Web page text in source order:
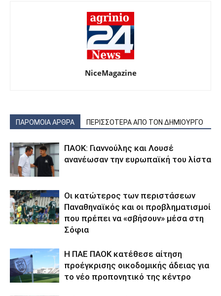
NiceMagazine
ΠΑΡΟΜΟΙΑ ΑΡΘΡΑ ΠΕΡΙΣΣΟΤΕΡΑ ΑΠΟ ΤΟΝ ΔΗΜΙΟΥΡΓΟ
ΠΑΟΚ: Γιαννούλης και Λουσέ
ανανέωσαν την ευρωπαϊκή του λίστα
Οι κατώτερος των περιστάσεων
Παναθηναϊκός και οι προβληματισμοί
που πρέπει να «σβήσουν» μέσα στη
Σόφια
Η ΠΑΕ ΠΑΟΚ κατέθεσε αίτηση
προέγκρισης οικοδομικής άδειας για
το νέο προπονητικό της κέντρο